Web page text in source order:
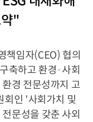
약"
책임자(CEO) 협의
축하고 환경·사회
경 전문성까지 고
회인 '사회가치 및
문성을 갖춘 사외